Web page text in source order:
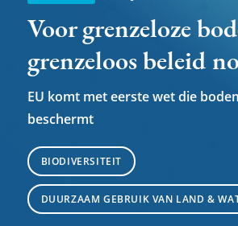
Voor grenzeloze
grenzeloos beleid
EU komt met eerste wet die
beschermt
BIODIVERSITEIT
DUURZAAM GEBRUIK VAN LAND &